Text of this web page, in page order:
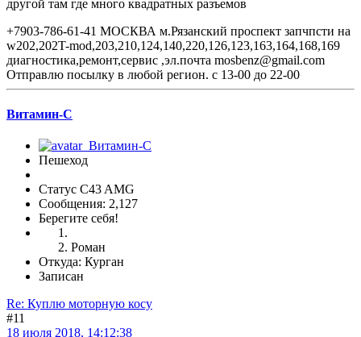
другой там где много квадратных разъемов
+7903-786-61-41 МОСКВА м.Рязанский проспект запчпсти на
w202,202T-mod,203,210,124,140,220,126,123,163,164,168,169
диагностика,ремонт,сервис ,эл.почта mosbenz@gmail.com
Отправлю посылку в любой регион. с 13-00 до 22-00
Витамин-С
Пешеход
Статус C43 AMG
Сообщения: 2,127
Берегите себя!
Роман
Откуда: Курган
Записан
Re: Куплю моторную косу
#11
18 июля 2018, 14:12:38